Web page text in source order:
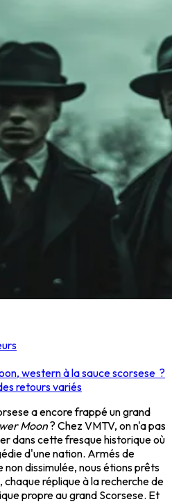
western à la sauce scorsese ?
retours variés
a encore frappé un grand
Moon? Chez VMTV, on n'a pas
dans cette fresque historique où
d'une nation. Armés de
dissimulée, nous étions prêts
réplique à la recherche de
propre au grand Scorsese. Et